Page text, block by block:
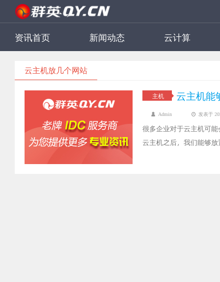
资讯首页 新闻动态 云计算
云主机放几个网站
主机 云主机能
Admin 发表于
很多企业对于云主机可
云主机之后，我们能够